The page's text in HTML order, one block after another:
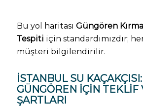
Bu yol haritası Güngören
Tespiti için standardımızdır;
müşteri bilgilendirilir.
İSTANBUL SU KAÇAKÇISI:
GÜNGÖREN İÇIN TEKLIF
ŞARTLARI